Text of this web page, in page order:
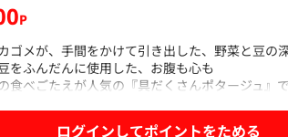
P
ゴメが、手間をかけて引き出した、野菜と豆の深
をふんだんに使用した、お腹も心も
食べごたえが人気の『具だくさんポタージュ』
豆の具だくさんポタージュ」は、彩りも風味も
ログインしてポイントをためる